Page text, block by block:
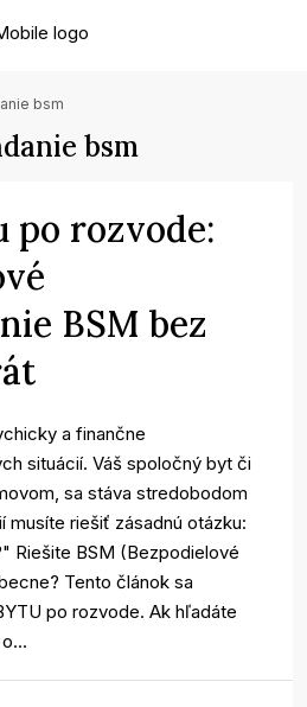
bsm
bsm
po rozvode:
BSM bez
a finančne
situácií. Váš spoločný byt či
sa stáva stredobodom
musíte riešiť zásadnú otázku:
Riešite BSM (Bezpodielové
Tento článok sa
po rozvode. Ak hľadáte